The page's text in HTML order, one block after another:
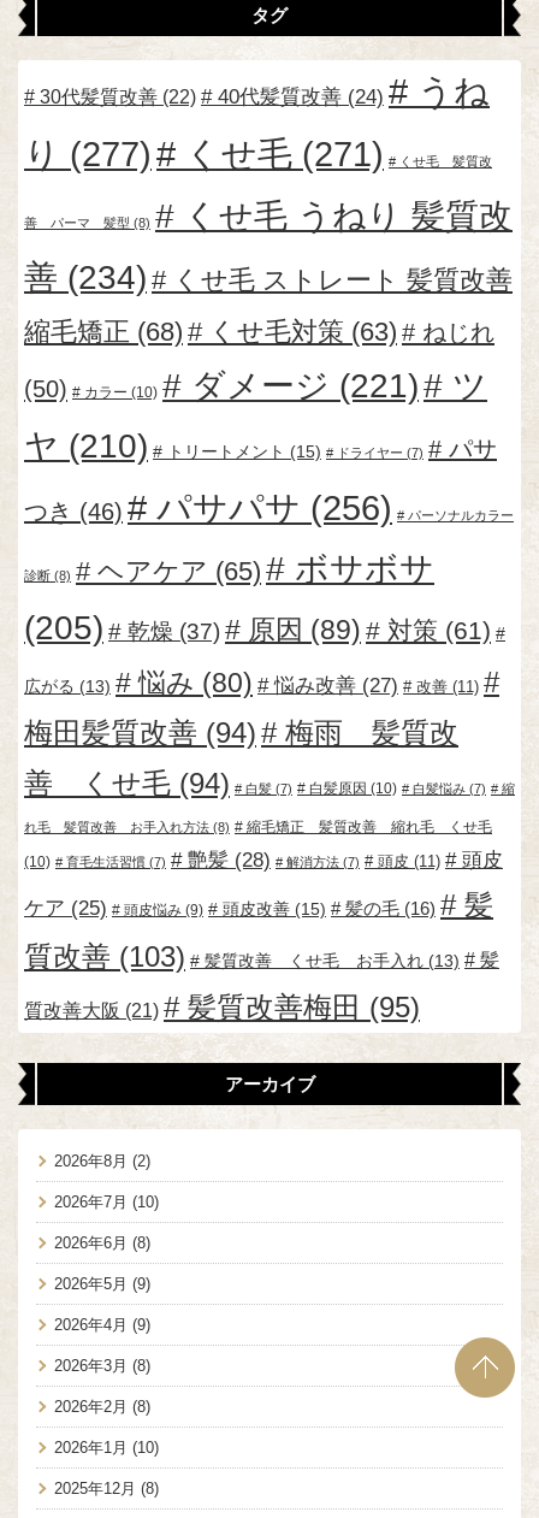
タグ
30代髪質改善 (22) 40代髪質改善 (24)
うね
り (277) くせ毛 (271) くせ毛 髪質改
善 パーマ 髪型 (8)
くせ毛 うねり 髪質改
善 (234)
くせ毛 ストレート 髪質改善
縮毛矯正 (68) くせ毛対策 (63) ねじれ
(50) カラー (10) ダメージ (221)
ツ
ヤ (210) トリートメント (15) ドライヤー (7) パサ
つき (46) パサパサ (256) パーソナルカラー
診断 (8) ヘアケア (65)
ボサボサ
(205)
乾燥 (37) 原因 (89) 対策 (61)
広がる (13) 悩み (80) 悩み改善 (27) 改善 (11)
梅田髪質改善 (94)
梅雨 髪質改
善 くせ毛 (94) 白髪 (7) 白髪原因 (10) 白髪悩み (7) 縮
れ毛 髪質改善 お手入れ方法 (8) 縮毛矯正 髪質改善 縮れ毛 くせ毛
(10) 育毛生活習慣 (7) 艶髪 (28) 解消方法 (7) 頭皮 (11) 頭皮
ケア (25) 頭皮悩み (9) 頭皮改善 (15) 髪の毛 (16)
髪
質改善 (103) 髪質改善 くせ毛 お手入れ (13) 髪
質改善大阪 (21) 髪質改善梅田 (95)
アーカイブ
2026年8月 (2)
2026年7月 (10)
2026年6月 (8)
2026年5月 (9)
2026年4月 (9)
2026年3月 (8)
2026年2月 (8)
2026年1月 (10)
2025年12月 (8)